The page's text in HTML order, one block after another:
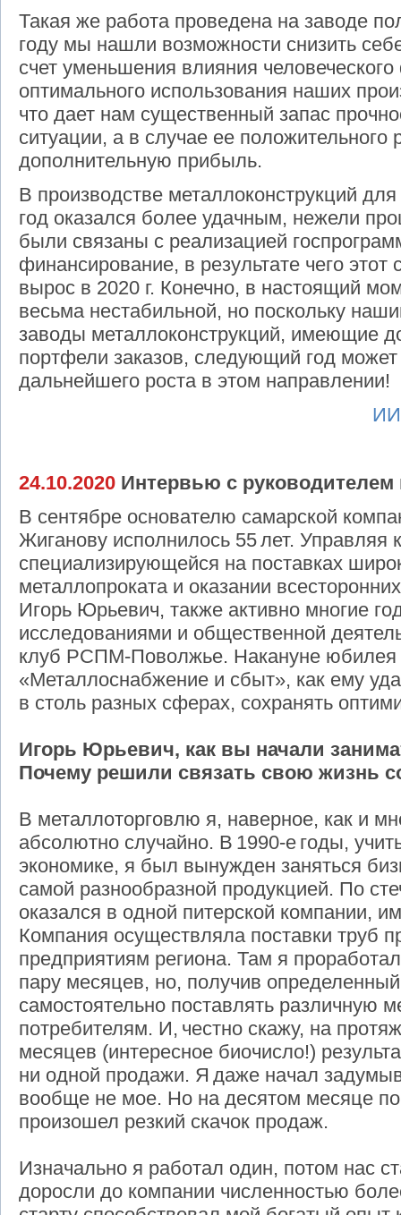
Такая же работа проведена на заводе
году мы нашли возможности снизить
счет уменьшения влияния
оптимального использования наших
что дает нам существенный запас
ситуации, а в случае ее положительного
дополнительную прибыль.
В производстве металлоконструкций
год оказался более удачным, нежели
были связаны с реализацией
финансирование, в результате чего этот
вырос в 2020 г. Конечно, в настоящий
весьма нестабильной, но поскольку
заводы металлоконструкций, имеющие
портфели заказов, следующий год
дальнейшего роста в этом направлении!
24.10.2020 Интервью с
В сентябре основателю самарской
Жиганову исполнилось 55 лет. Управляя
специализирующейся на поставках
металлопроката и оказании
Игорь Юрьевич, также активно многие
исследованиями и общественной
клуб РСПМ-Поволжье. Накануне юбилея
«Металлоснабжение и сбыт», как ему
в столь разных сферах, сохранять
Игорь Юрьевич, как вы начали
Почему решили связать свою жизнь
В металлоторговлю я, наверное, как и
абсолютно случайно. В 1990-е годы,
экономике, я был вынужден заняться
самой разнообразной продукцией. По
оказался в одной питерской компании,
Компания осуществляла поставки труб
предприятиям региона. Там я
пару месяцев, но, получив
самостоятельно поставлять различную
потребителям. И, честно скажу, на
месяцев (интересное биочисло!)
ни одной продажи. Я даже начал
вообще не мое. Но на десятом месяце
произошел резкий скачок продаж.
Изначально я работал один, потом нас
доросли до компании численностью